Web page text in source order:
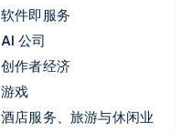
软件即服务
AI 公司
创作者经济
游戏
酒店服务、旅游与休闲业